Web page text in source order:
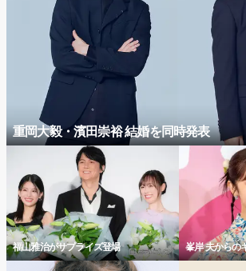
重岡大毅・濱田崇裕 結婚を同時発表
福山雅治がサプライズ登場 峯岸 夫からの